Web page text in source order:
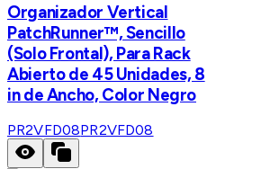
Organizador Vertical
PatchRunner™, Sencillo
(Solo Frontal), Para Rack
Abierto de 45 Unidades, 8
in de Ancho, Color Negro
PR2VFD08PR2VFD08